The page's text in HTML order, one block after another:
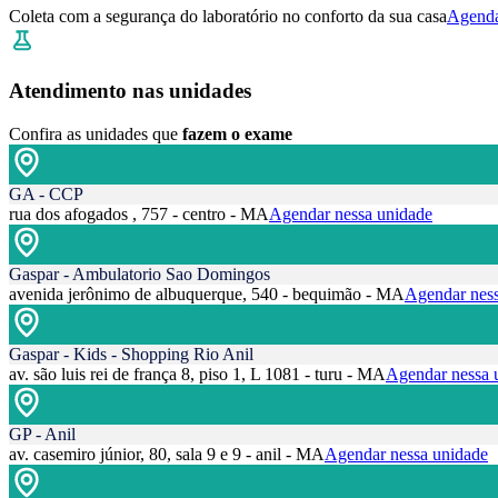
Coleta com a segurança do laboratório no conforto da sua casa
Atendimento nas unidades
Confira as unidades que fazem o exame
GA - CCP
rua dos afogados , 757 - centro - MAAgendar nessa unidade
Gaspar - Ambulatorio Sao Domingos
avenida jerônimo de albuquerque, 540 - bequimão - MAAgendar
Gaspar - Kids - Shopping Rio Anil
av. são luis rei de frança 8, piso 1, L 1081 - turu - MAAgendar nessa
GP - Anil
av. casemiro júnior, 80, sala 9 e 9 - anil - MAAgendar nessa unidade